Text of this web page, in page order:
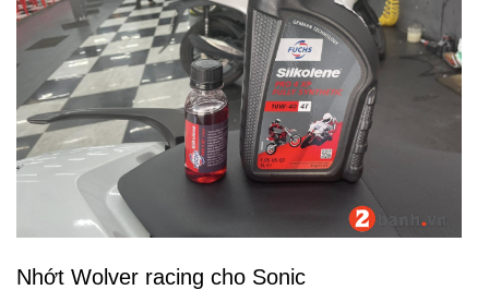
Nhớt Wolver racing cho Sonic